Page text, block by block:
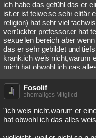
ich habe das gefühl das er
ist.er ist teiweise sehr elitär
religion) hat sehr viel
verrückter professor.er hat
sexuellen bereich aber
das er sehr gebildet und
krank.ich weis nicht,warum
mich hat obwohl ich das
Fosolif
ehemaliges Mitglied
"ich weis nicht,warum er
hat obwohl ich das alles